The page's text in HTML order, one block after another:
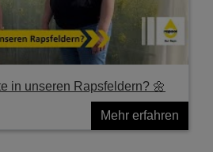
in unseren Rapsfeldern? 🌼
Mehr erfahren